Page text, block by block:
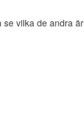
se vilka de andra är